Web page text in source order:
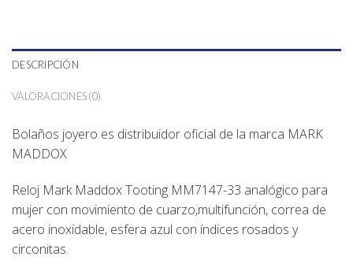
DESCRIPCIÓN
VALORACIONES (0)
Bolaños joyero es distribuidor oficial de la marca MARK
MADDOX
Reloj Mark Maddox Tooting MM7147-33 analógico para
mujer con movimiento de cuarzo,multifunción, correa de
acero inoxidable, esfera azul con índices rosados y
circonitas.